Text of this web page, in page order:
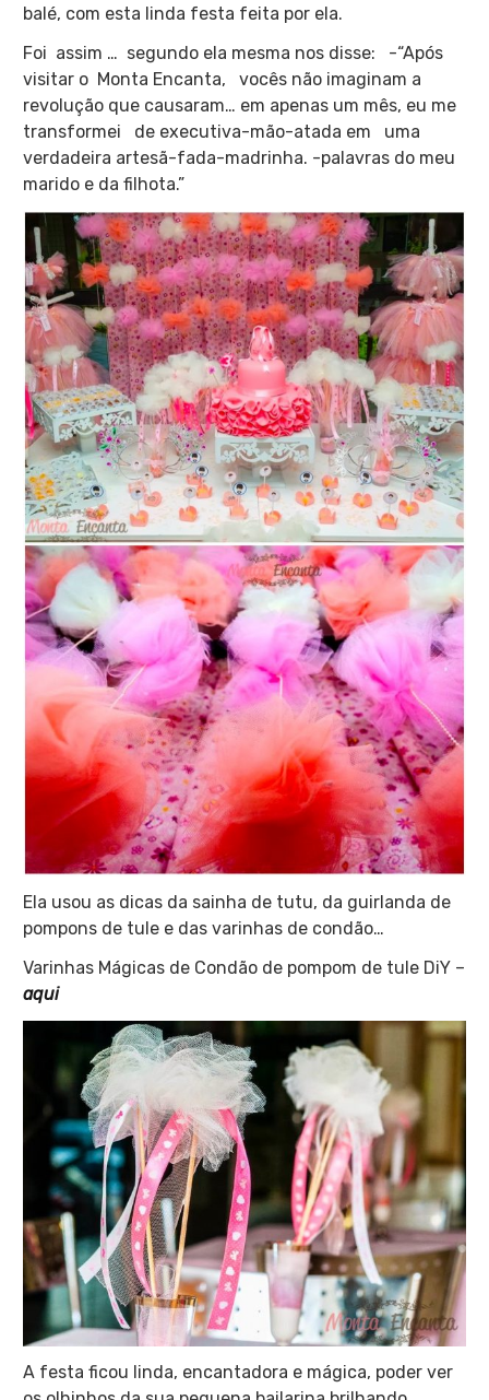
balé, com esta linda festa feita por ela.
Foi assim … segundo ela mesma nos disse: -“Após
visitar o Monta Encanta, vocês não imaginam a
revolução que causaram… em apenas um mês, eu me
transformei de executiva-mão-atada em uma
verdadeira artesã-fada-madrinha. -palavras do meu
marido e da filhota.”
Ela usou as dicas da sainha de tutu, da guirlanda de
pompons de tule e das varinhas de condão…
Varinhas Mágicas de Condão de pompom de tule DiY –
aqui
A festa ficou linda, encantadora e mágica, poder ver